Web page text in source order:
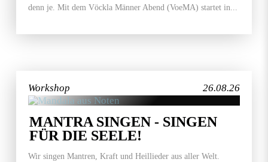
denn je. Mit dem Vöckla Männer Abend (VoeMA) startet in...
26.08.26
Workshop
MANTRA SINGEN - SINGEN
FÜR DIE SEELE!
Wir singen Mantren, Kraft und Heillieder aus aller Welt.